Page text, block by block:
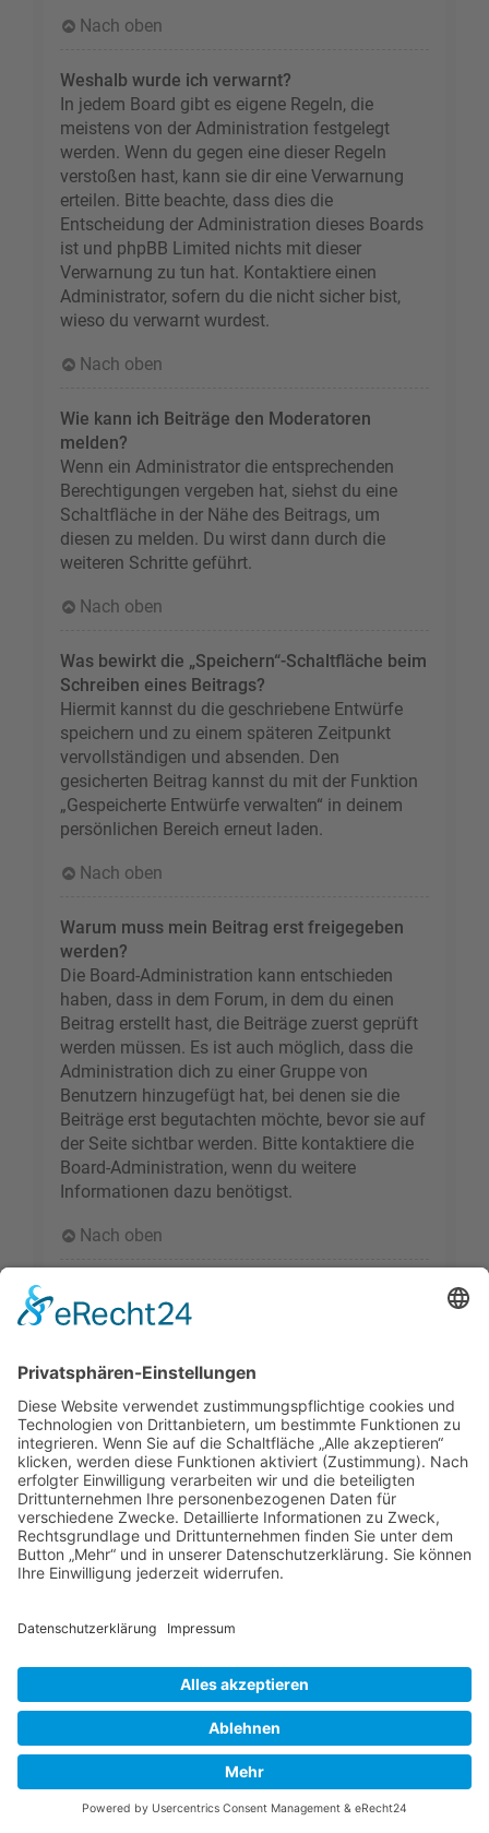
Nach oben
Weshalb wurde ich verwarnt?
In jedem Board gibt es eigene Regeln, die
meistens von der Administration festgelegt
werden. Wenn du gegen eine dieser Regeln
verstoßen hast, kann sie dir eine Verwarnung
erteilen. Bitte beachte, dass dies die
Entscheidung der Administration dieses Boards
ist und phpBB Limited nichts mit dieser
Verwarnung zu tun hat. Kontaktiere einen
Administrator, sofern du die nicht sicher bist,
wieso du verwarnt wurdest.
Nach oben
Wie kann ich Beiträge den Moderatoren
melden?
Wenn ein Administrator die entsprechenden
Berechtigungen vergeben hat, siehst du eine
Schaltfläche in der Nähe des Beitrags, um
diesen zu melden. Du wirst dann durch die
weiteren Schritte geführt.
Nach oben
Was bewirkt die „Speichern“-Schaltfläche beim
Schreiben eines Beitrags?
Hiermit kannst du die geschriebene Entwürfe
speichern und zu einem späteren Zeitpunkt
vervollständigen und absenden. Den
gesicherten Beitrag kannst du mit der Funktion
„Gespeicherte Entwürfe verwalten“ in deinem
persönlichen Bereich erneut laden.
Nach oben
Warum muss mein Beitrag erst freigegeben
werden?
Die Board-Administration kann entschieden
haben, dass in dem Forum, in dem du einen
Beitrag erstellt hast, die Beiträge zuerst geprüft
werden müssen. Es ist auch möglich, dass die
Administration dich zu einer Gruppe von
Benutzern hinzugefügt hat, bei denen sie die
Beiträge erst begutachten möchte, bevor sie auf
der Seite sichtbar werden. Bitte kontaktiere die
Board-Administration, wenn du weitere
Informationen dazu benötigst.
Nach oben
Durch Klicken des „Thema als neu markieren“-
Thema wieder ganz nach oben auf die erste
Seite des Forums holen. Wenn du den
entsprechenden Link nicht siehst, dann ist die
Funktion möglicherweise deaktiviert oder seit
der letzten Markierung ist nicht genügend Zeit
vergangen. Es ist auch möglich, das Thema
nach oben zu holen, indem du einfach eine
Antwort darauf schreibst. Stelle jedoch sicher,
dass du die Regeln dieses Boards beachtest! Es
wird meist nicht gerne gesehen, wenn ohne
Themen geantwortet wird.
Nach oben
Textforma
und
Thementy